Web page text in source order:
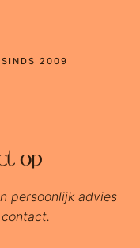
SINDS 2009
op
persoonlijk advies